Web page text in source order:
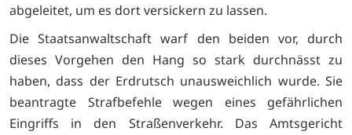
abgeleitet, um es dort versickern zu lassen.
Die Staatsanwaltschaft warf den beiden vor, durch
dieses Vorgehen den Hang so stark durchnässt zu
haben, dass der Erdrutsch unausweichlich wurde. Sie
beantragte Strafbefehle wegen eines gefährlichen
Eingriffs in den Straßenverkehr. Das Amtsgericht